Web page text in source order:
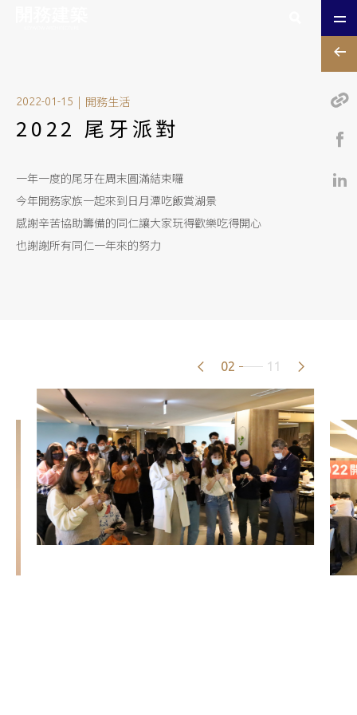
2022-01-15 | 開務生活
2022 尾牙派對
一年一度的尾牙在周末圓滿結束囉
今年開務家族一起來到日月潭吃飯賞湖景
感謝辛苦協助籌備的同仁讓大家玩得歡樂吃得開心
也謝謝所有同仁一年來的努力
02 11